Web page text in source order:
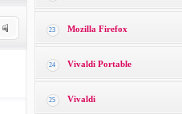
23 Mozilla Firefox
24 Vivaldi Portable
25 Vivaldi